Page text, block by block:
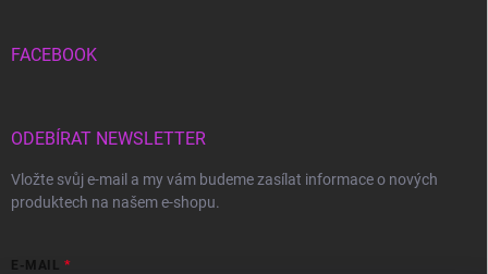
FACEBOOK
ODEBÍRAT NEWSLETTER
Vložte svůj e-mail a my vám budeme zasílat informace o nových
produktech na našem e-shopu.
E-MAIL